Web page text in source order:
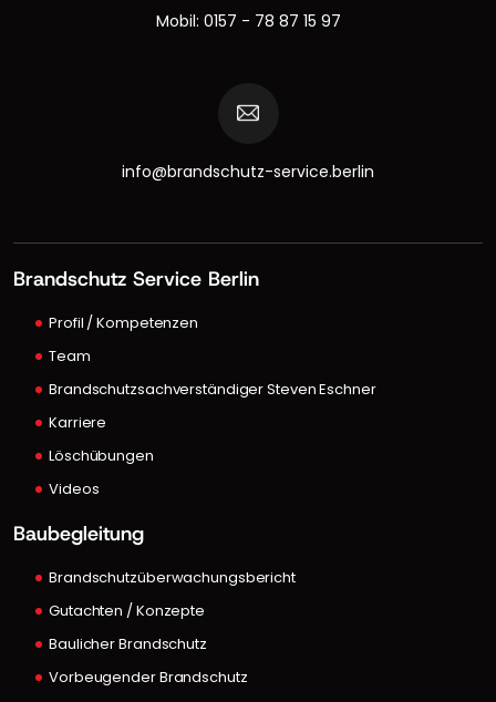
Mobil: 0157 - 78 87 15 97
info@brandschutz-service.berlin
Brandschutz Service Berlin
Profil / Kompetenzen
Team
Brandschutzsachverständiger Steven Eschner
Karriere
Löschübungen
Videos
Baubegleitung
Brandschutzüberwachungsbericht
Gutachten / Konzepte
Baulicher Brandschutz
Vorbeugender Brandschutz